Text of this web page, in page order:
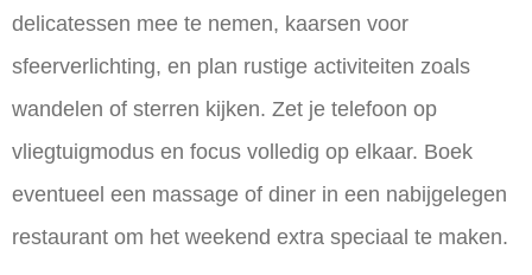
delicatessen mee te nemen, kaarsen voor
sfeerverlichting, en plan rustige activiteiten zoals
wandelen of sterren kijken. Zet je telefoon op
vliegtuigmodus en focus volledig op elkaar. Boek
eventueel een massage of diner in een nabijgelegen
restaurant om het weekend extra speciaal te maken.